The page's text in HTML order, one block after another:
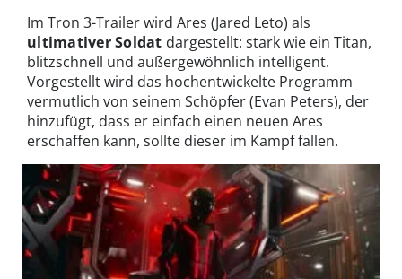
Im Tron 3-Trailer wird Ares (Jared Leto) als
ultimativer Soldat dargestellt: stark wie ein Titan,
blitzschnell und außergewöhnlich intelligent.
Vorgestellt wird das hochentwickelte Programm
vermutlich von seinem Schöpfer (Evan Peters), der
hinzufügt, dass er einfach einen neuen Ares
erschaffen kann, sollte dieser im Kampf fallen.